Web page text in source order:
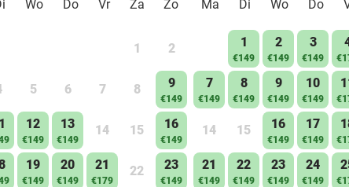
Wo Do Vr Za Zo
1 2
5 6 7 8 9
€149
12
€149
13
€149
14 15 16
€149
19
€149
20
€149
21
€179
22 23
€149
Ma
Di Wo Do
1
€149
2
€149
3
€149
7
€149
8
€149
9
€149
10
€149
14 15 16
€149
17
€149
21
€149
22
€149
23
€149
24
€149